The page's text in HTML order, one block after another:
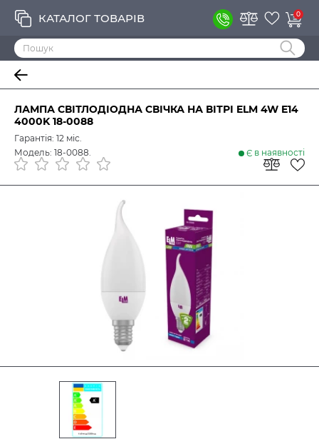
КАТАЛОГ ТОВАРІВ 0
ЛАМПА СВІТЛОДІОДНА СВІЧКА НА ВІТРІ ELM 4W E14
4000K 18-0088
Гарантія: 12 міс.
Модель: 18-0088.
Є в наявності